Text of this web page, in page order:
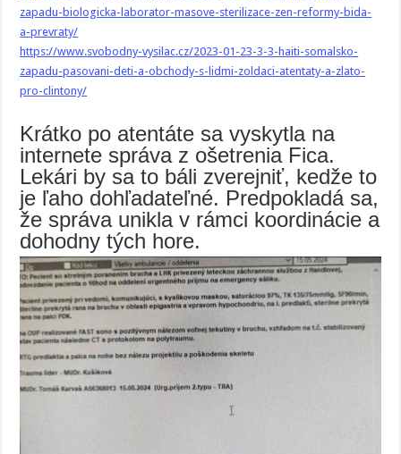
zapadu-biologicka-laborator-masove-sterilizace-zen-reformy-bida-
a-prevraty/
https://www.svobodny-vysilac.cz/2023-01-23-3-3-haiti-somalsko-
zapadu-pasovani-deti-a-obchody-s-lidmi-zoldaci-atentaty-a-zlato-
pro-clintony/
Krátko po atentáte sa vyskytla na
internete správa z ošetrenia Fica.
Lekári by sa to báli zverejniť, kedže to
je ľaho dohľadateľné. Predpokladá sa,
že správa unikla v rámci koordinácie a
dohodny tých hore.